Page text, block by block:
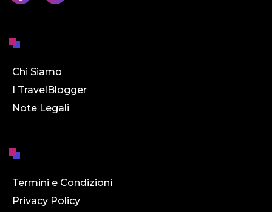
Chi Siamo
I TravelBlogger
Note Legali
Termini e Condizioni
Privacy Policy